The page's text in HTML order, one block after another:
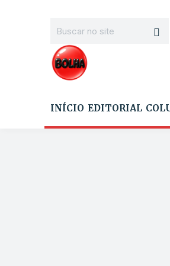
INÍCIO EDITORIAL